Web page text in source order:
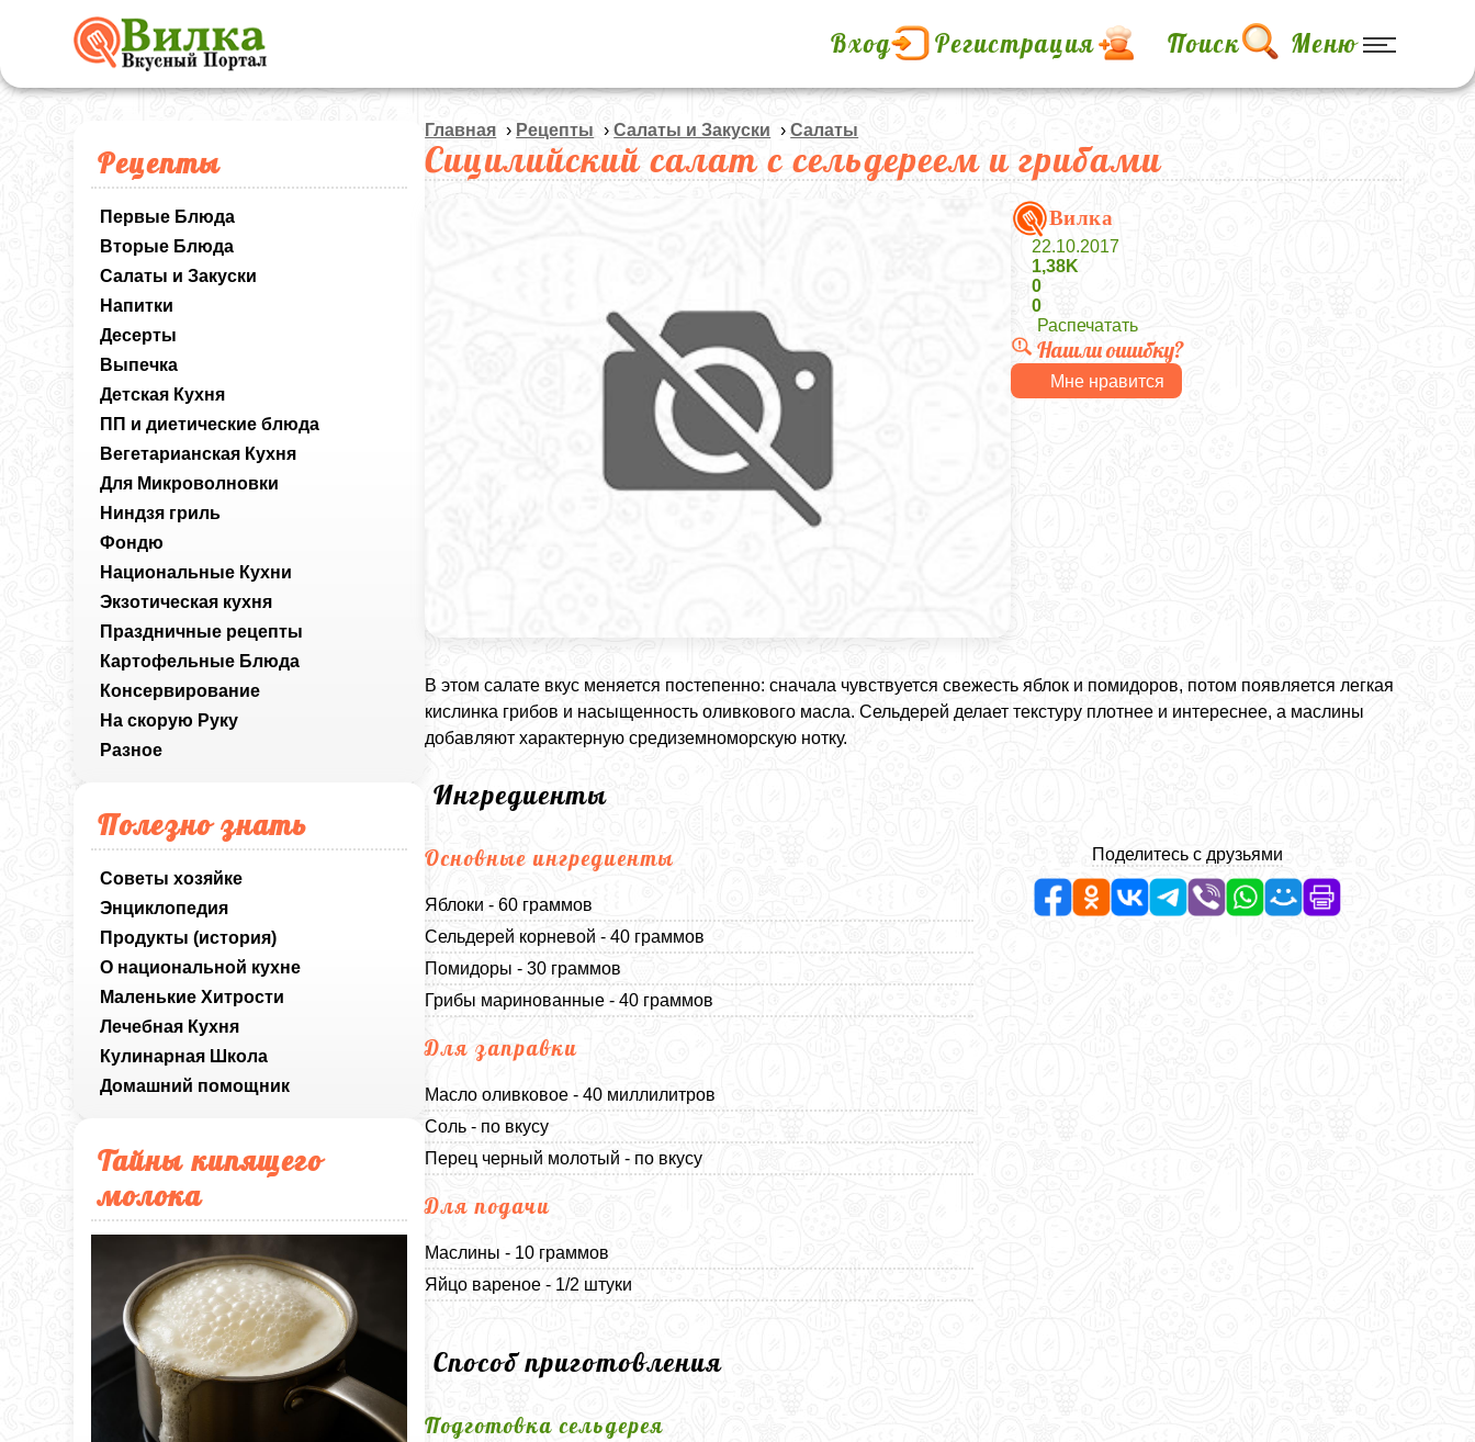
Вход Регистрация Поиск Меню
Рецепты
Первые Блюда
Вторые Блюда
Салаты и Закуски
Напитки
Десерты
Выпечка
Детская Кухня
ПП и диетические блюда
Вегетарианская Кухня
Для Микроволновки
Ниндзя гриль
Фондю
Национальные Кухни
Экзотическая кухня
Праздничные рецепты
Картофельные Блюда
Консервирование
На скорую Руку
Разное
Полезно знать
Советы хозяйке
Энциклопедия
Продукты (история)
О национальной кухне
Маленькие Хитрости
Лечебная Кухня
Кулинарная Школа
Домашний помощник
Тайны кипящего
молока
Главная › Рецепты ›Салаты и Закуски ›Салаты
Сицилийский салат с сельдереем и грибами
Вилка
22.10.2017
1,38K
0
0
Распечатать
Нашли ошибку?
Мне нравится
В этом салате вкус меняется постепенно: сначала чувствуется свежесть яблок и помидоров, потом появляется легкая
кислинка грибов и насыщенность оливкового масла. Сельдерей делает текстуру плотнее и интереснее, а маслины
добавляют характерную средиземноморскую нотку.
Ингредиенты
Основные ингредиенты
Яблоки - 60 граммов
Сельдерей корневой - 40 граммов
Помидоры - 30 граммов
Грибы маринованные - 40 граммов
Для заправки
Масло оливковое - 40 миллилитров
Соль - по вкусу
Перец черный молотый - по вкусу
Для подачи
Маслины - 10 граммов
Яйцо вареное - 1/2 штуки
Поделитесь с друзьями
Способ приготовления
Подготовка сельдерея